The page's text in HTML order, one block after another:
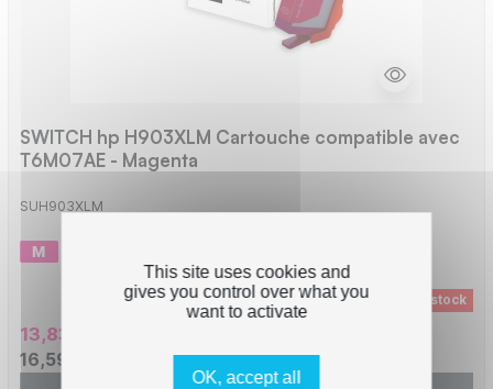
SWITCH hp H903XLM Cartouche compatible avec
T6M07AE - Magenta
SUH903XLM
Rupture de stock
13,83 € HT
16,59 € TTC
This site uses cookies and
gives you control over what you
want to activate
OK, accept all